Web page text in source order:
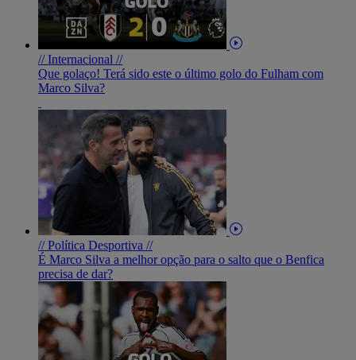
// Internacional //
Que golaço! Terá sido este o último golo do Fulham com
Marco Silva?
// Política Desportiva //
É Marco Silva a melhor opção para o salto que o Benfica
precisa de dar?